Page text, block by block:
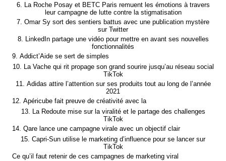
6. La Roche Posay et BETC Paris remuent les émotions à travers
leur campagne de lutte contre la stigmatisation
7. Omar Sy sort des sentiers battus avec une publication mystère
sur Twitter
8. LinkedIn partage une vidéo pour mettre en avant ses nouvelles
fonctionnalités
9. Addict’Aide se sert de simples
10. La Vache qui rit propage son grand sourire jusqu’au réseau social
TikTok
11. Adidas attire l’attention sur ses produits tout au long de l’année
2021
12. Apéricube fait preuve de créativité avec la
13. La Redoute mise sur la viralité et le partage des challenges
TikTok
14. Qare lance une campagne virale avec un objectif clair
15. Capri-Sun utilise le marketing d’influence pour se lancer sur
TikTok
Ce qu’il faut retenir de ces campagnes de marketing viral